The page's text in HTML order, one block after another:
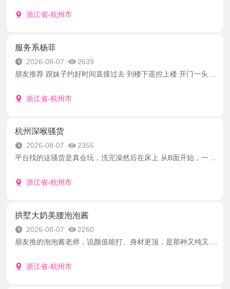
浙江省-杭州市
服务系杨菲
2026-08-07
2639
朋友推荐 跟妹子约好时间直接过去 到楼下遥控上楼 开门一头 ...
浙江省-杭州市
杭州深喉骚货
2026-08-07
2355
平台找的这骚货是真会玩，洗完澡然后在床上 从B面开始，一 ...
浙江省-杭州市
拱墅大奶美腰泡泡酱
2026-08-07
2260
朋友推的泡泡酱老师，说颜值能打、身材更顶，是那种又纯又 ...
浙江省-杭州市